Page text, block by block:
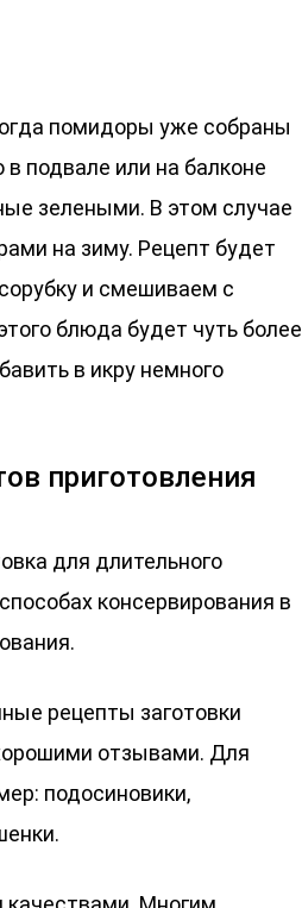
помидоры уже собраны
подвале или на балконе
зелеными. В этом случае
на зиму. Рецепт будет
и смешиваем с
блюда будет чуть более
в икру немного
приготовления
для длительного
консервирования в
рецепты заготовки
отзывами. Для
подосиновики,